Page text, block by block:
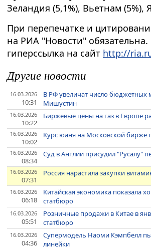
Зеландия (5,1%), Вьетнам (5%),
При перепечатке и
на РИА "Новости"
гиперссылка на сайт http://
Другие новости
16.03.2026
10:31
В РФ увеличат число бюджетных
Мишустин
16.03.2026
10:22
Биржевые цены на газ в Европе
16.03.2026
10:02
Курс юаня на Московской бирже
16.03.2026
08:34
Суд в Англии присудил "Русалу"
16.03.2026
07:31
Россия нарастила закупки
16.03.2026
06:18
Китайская экономика показала
статбюро
16.03.2026
05:51
Розничные продажи в Китае в
статбюро
16.03.2026
04:36
Супермодель Наоми Кэмпбелл
линейки